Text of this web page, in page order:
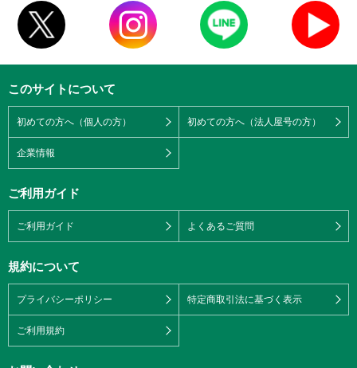
このサイトについて
初めての方へ（個人の方） 初めての方へ（法人屋号の方）
企業情報
ご利用ガイド
ご利用ガイド よくあるご質問
規約について
プライバシーポリシー 特定商取引法に基づく表示
ご利用規約